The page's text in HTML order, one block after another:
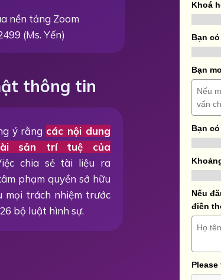
Khoá
Bạn
Bạn
Bạn
Nếu
điền
nền tảng Zoom
(Ms. Yến)
ý rằng các nội dung
sản trí tuệ của
chia sẻ tài liệu ra
phạm quyền sở hữu
trách nhiệm trước
bộ luật hình sự.
thông tin